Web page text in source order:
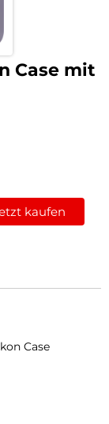
Case mit
kaufen
Case